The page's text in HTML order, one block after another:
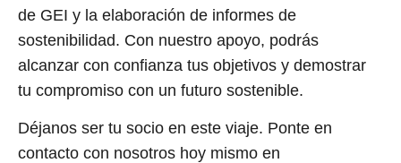
de GEI y la elaboración de informes de
sostenibilidad. Con nuestro apoyo, podrás
alcanzar con confianza tus objetivos y demostrar
tu compromiso con un futuro sostenible.
Déjanos ser tu socio en este viaje. Ponte en
contacto con nosotros hoy mismo en